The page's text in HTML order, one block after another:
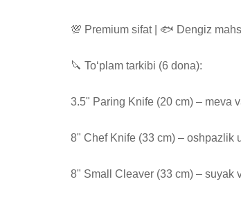
💯 Premium sifat | 🐟 Dengiz
🔪 To‘plam tarkibi (6 dona):
3.5" Paring Knife (20 cm) – meva
8" Chef Knife (33 cm) – oshpazlik
8" Small Cleaver (33 cm) – suyak